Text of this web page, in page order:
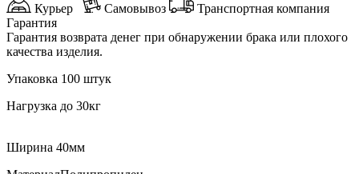
Курьер Самовывоз
Транспортная компания
Гарантия
Гарантия возврата денег при обнаружении брака или плохого
качества изделия.
Упаковка 100 штук
Нагрузка до 30кг
Ширина 40мм